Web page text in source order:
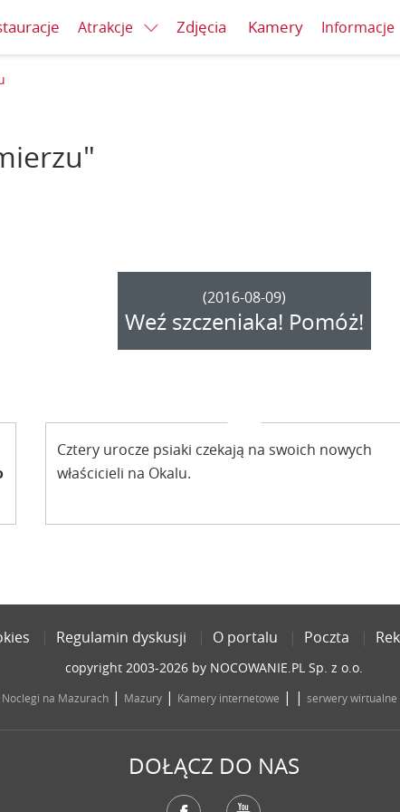
Atrakcje Zdjęcia Kamery Informacje
(2016-08-09)
Weź szczeniaka! Pomóż!
Cztery urocze psiaki czekają na swoich nowych
właścicieli na Okalu.
Regulamin dyskusji O portalu Poczta
copyright 2003-2026 by NOCOWANIE.PL Sp. z o.o.
Noclegi na Mazurach | Mazury | Kamery internetowe | | serwery wirtualne
DOŁĄCZ DO NAS